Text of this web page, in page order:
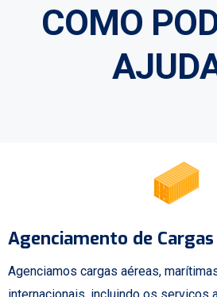
COMO
Agenciamento de Cargas
Agenciamos cargas aéreas,